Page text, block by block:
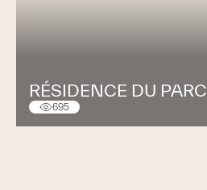
RÉSIDENCE DU PARC
695